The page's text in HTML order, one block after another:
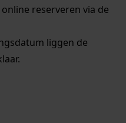
online reserveren via de
liggen de